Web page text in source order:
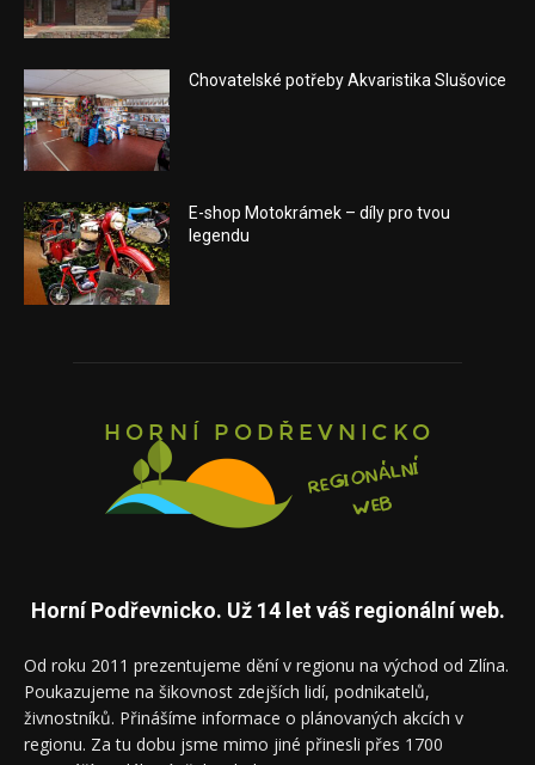
Chovatelské potřeby Akvaristika Slušovice
E-shop Motokrámek – díly pro tvou
legendu
Horní Podřevnicko. Už 14 let váš regionální web.
Od roku 2011 prezentujeme dění v regionu na východ od Zlína.
Poukazujeme na šikovnost zdejších lidí, podnikatelů,
živnostníků. Přinášíme informace o plánovaných akcích v
regionu. Za tu dobu jsme mimo jiné přinesli přes 1700